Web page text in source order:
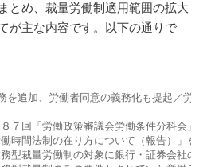
とめ、裁量労働制適用範囲の拡大
が主な内容です。以下の通りで
を追加、労働者同意の義務化も提起／労政
７回「労働政策審議会労働条件分科会」
時間法制の在り方について（報告）」を
型裁量労働制の対象に銀行・証券会社の